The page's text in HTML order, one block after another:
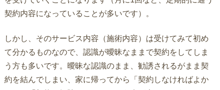
契約内容になっていることが多いです）。
しかし、そのサービス内容（施術内容）は受けてみて初め
て分かるものなので、認識が曖昧なままで契約をしてしま
う方も多いです。曖昧な認識のまま、勧誘されるがまま契
約を結んでしまい、家に帰ってから「契約しなければよか